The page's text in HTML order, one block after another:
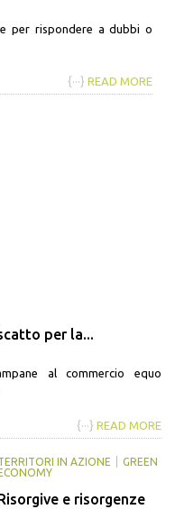
per rispondere a dubbi o
{···} READ MORE
per la...
al commercio equo
{···} READ MORE
IN AZIONE
GREEN
ECONOMY
e risorgenze